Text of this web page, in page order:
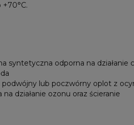
syntetyczna odporna na
lub poczwórny oplot z
działanie ozonu oraz ścieranie